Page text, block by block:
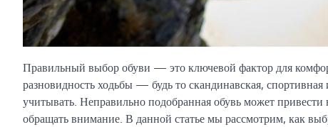
Правильный выбор обуви — это ключевой фактор для
разновидность ходьбы — будь то скандинавская,
учитывать. Неправильно подобранная обувь может
обращать внимание. В данной статье мы рассмотрим, как